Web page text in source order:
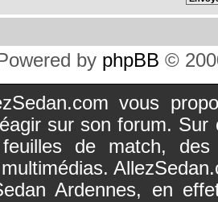
Powered by phpBB ©
vous
sur son forum.
de match, des
Ardennes, en